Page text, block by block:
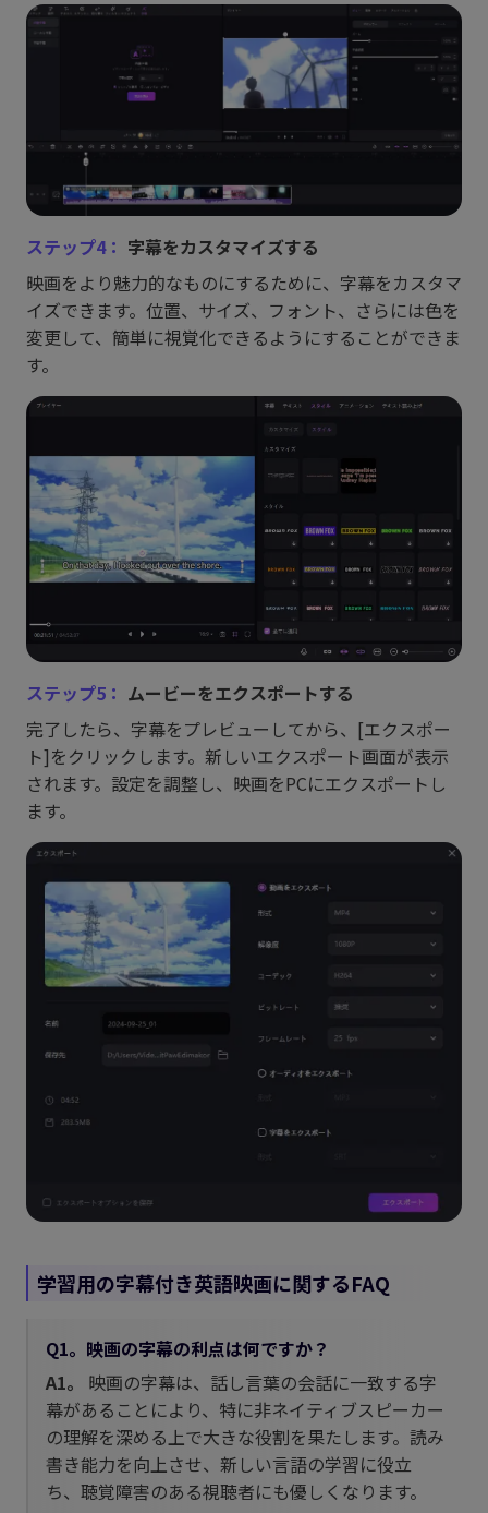
ステップ4： 字幕をカスタマイズする
映画をより魅力的なものにするために、字幕をカスタマ
イズできます。位置、サイズ、フォント、さらには色を
変更して、簡単に視覚化できるようにすることができま
す。
ステップ5： ムービーをエクスポートする
完了したら、字幕をプレビューしてから、[エクスポー
ト]をクリックします。新しいエクスポート画面が表示
されます。設定を調整し、映画をPCにエクスポートし
ます。
学習用の字幕付き英語映画に関するFAQ
Q1。映画の字幕の利点は何ですか？
A1。 映画の字幕は、話し言葉の会話に一致する字
幕があることにより、特に非ネイティブスピーカー
の理解を深める上で大きな役割を果たします。読み
書き能力を向上させ、新しい言語の学習に役立
ち、聴覚障害のある視聴者にも優しくなります。